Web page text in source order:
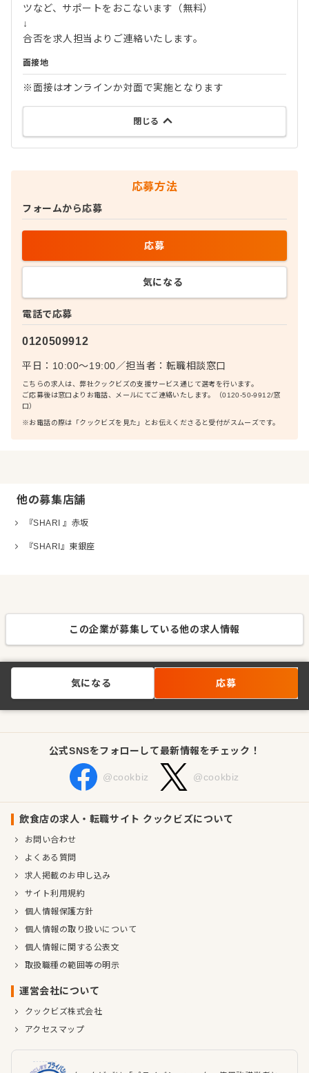
ツなど、サポートをおこないます（無料）
↓
合否を求人担当よりご連絡いたします。
面接地
※面接はオンラインか対面で実施となります
閉じる
応募方法
電話で応募
0120509912
平日：10:00〜19:00／担当者： 転職相談窓口
こちらの求人は、弊社クックビズの支援サービス通じて選考を行います。
ご応募後は窓口よりお電話、メールにてご連絡いたします。（0120-50-9912/窓
口）
※お電話の際は「クックビズを見た」とお伝えくださると受付がスムーズです。
フォームから応募
応募
気になる
他の募集店舗
『SHARI 』赤坂
『SHARI』東銀座
この企業が募集している他の求人情報
気になる 応募
公式SNSをフォローして最新情報をチェック！
@cookbiz @cookbiz
飲食店の求人・転職サイト クックビズについて
お問い合わせ
よくある質問
求人掲載のお申し込み
サイト利用規約
個人情報保護方針
個人情報の取り扱いについて
個人情報に関する公表文
取扱職種の範囲等の明示
運営会社について
クックビズ株式会社
アクセスマップ